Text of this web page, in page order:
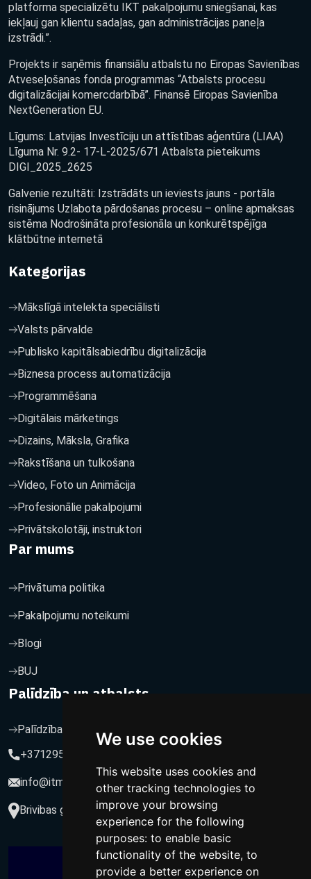
We use cookies
This website uses cookies and
other tracking technologies to
improve your browsing
experience for the following
purposes: to enable basic
functionality of the website, to
provide a better experience on
platforma specializētu IKT pakalpojumu sniegšanai, kas
iekļauj gan klientu sadaļas, gan administrācijas paneļa
izstrādi.”.
Projekts ir saņēmis finansiālu atbalstu no Eiropas Savienības
Atveseļošanas fonda programmas “Atbalsts procesu
digitalizācijai komercdarbībā”. Finansē Eiropas Savienība
NextGeneration EU.
Līgums: Latvijas Investīciju un attīstības aģentūra (LIAA)
Līguma Nr. 9.2- 17-L-2025/671 Atbalsta pieteikums
DIGI_2025_2625
Galvenie rezultāti: Izstrādāts un ieviests jauns - portāla
risinājums Uzlabota pārdošanas procesu – online apmaksas
sistēma Nodrošināta profesionāla un konkurētspējīga
klātbūtne internetā
Kategorijas
Mākslīgā intelekta speciālisti
Valsts pārvalde
Publisko kapitālsabiedrību digitalizācija
Biznesa process automatizācija
Programmēšana
Digitālais mārketings
Dizains, Māksla, Grafika
Rakstīšana un tulkošana
Video, Foto un Animācija
Profesionālie pakalpojumi
Privātskolotāji, instruktori
Par mums
Privātuma politika
Pakalpojumu noteikumi
Blogi
BUJ
Palīdzība un atbalsts
Palīdzība un atbalsts
+37129564547
info@itmarketing.lv
Brivibas gatve 234-77, LV-1039, Riga, Latvia